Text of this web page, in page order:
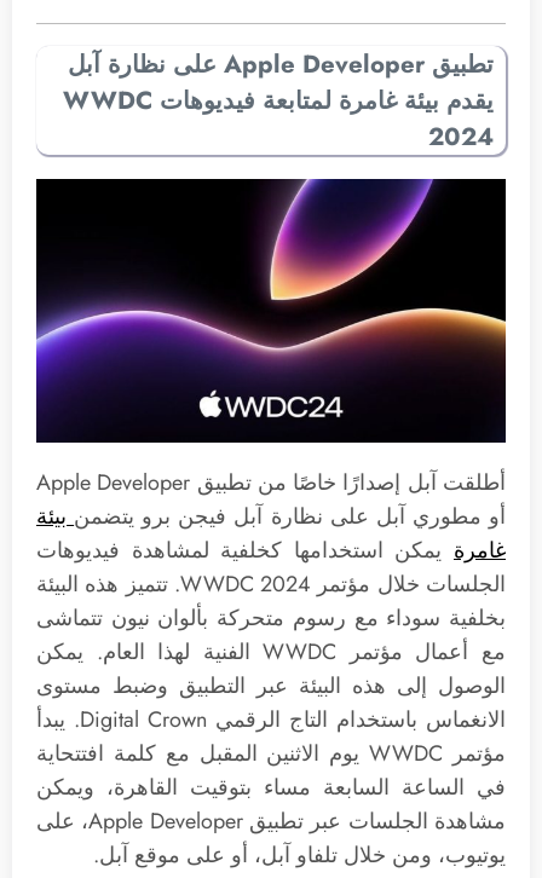
تطبيق Apple Developer على نظارة آبل
يقدم بيئة غامرة لمتابعة فيديوهات WWDC
2024
أطلقت آبل إصدارًا خاصًا من تطبيق Apple Developer
أو مطوري آبل على نظارة آبل فيجن برو يتضمن بيئة
غامرة يمكن استخدامها كخلفية لمشاهدة فيديوهات
الجلسات خلال مؤتمر WWDC 2024. تتميز هذه البيئة
بخلفية سوداء مع رسوم متحركة بألوان نيون تتماشى
مع أعمال مؤتمر WWDC الفنية لهذا العام. يمكن
الوصول إلى هذه البيئة عبر التطبيق وضبط مستوى
الانغماس باستخدام التاج الرقمي Digital Crown. يبدأ
مؤتمر WWDC يوم الاثنين المقبل مع كلمة افتتحاية
في الساعة السابعة مساء بتوقيت القاهرة، ويمكن
مشاهدة الجلسات عبر تطبيق Apple Developer، على
يوتيوب، ومن خلال تلفاو آبل، أو على موقع آبل.